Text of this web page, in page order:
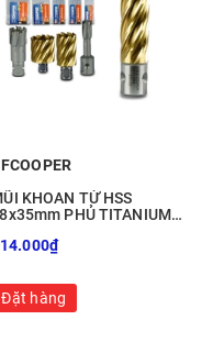
KHOAN TỪ HSS
PHỦ TITANIUM
Đặt hàng